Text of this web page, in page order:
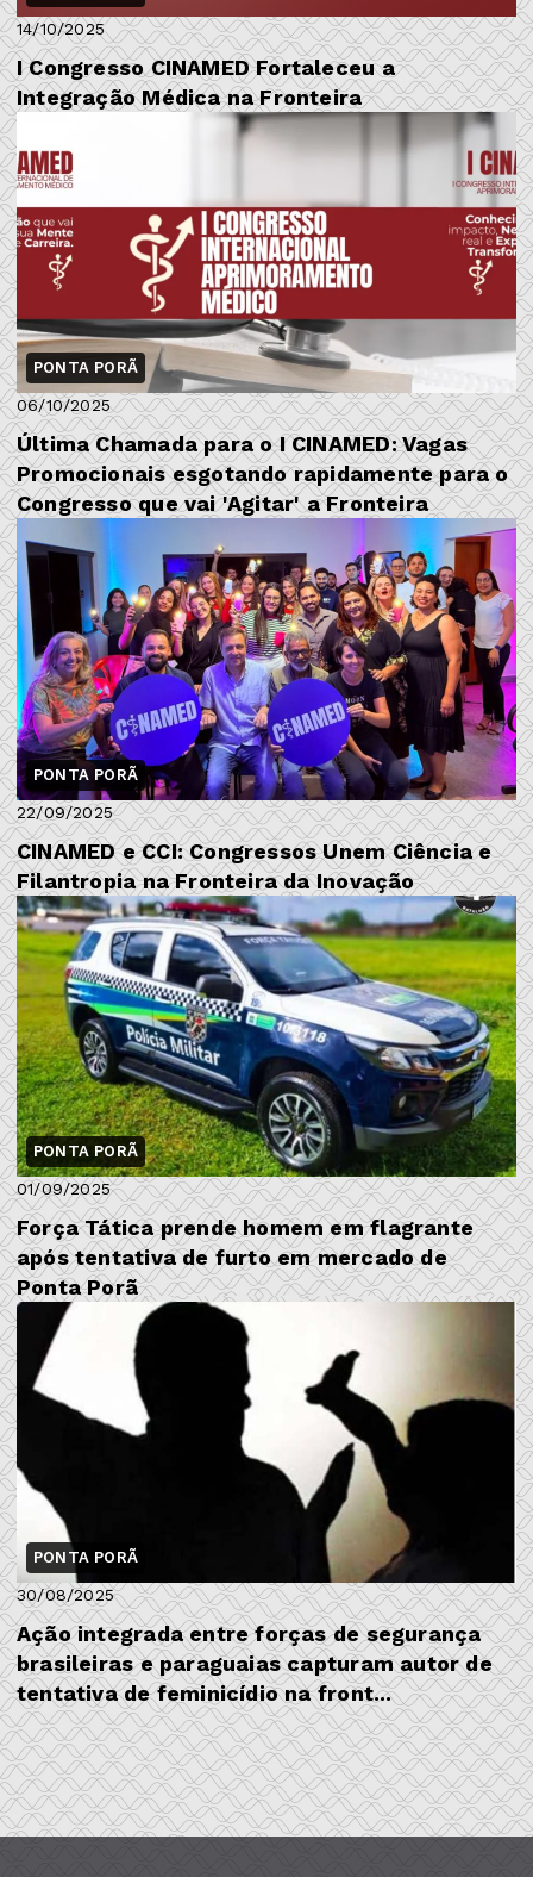
14/10/2025
I Congresso CINAMED Fortaleceu a
Integração Médica na Fronteira
PONTA PORÃ
06/10/2025
Última Chamada para o I CINAMED: Vagas
Promocionais esgotando rapidamente para o
Congresso que vai 'Agitar' a Fronteira
PONTA PORÃ
22/09/2025
CINAMED e CCI: Congressos Unem Ciência e
Filantropia na Fronteira da Inovação
PONTA PORÃ
01/09/2025
Força Tática prende homem em flagrante
após tentativa de furto em mercado de
Ponta Porã
PONTA PORÃ
30/08/2025
Ação integrada entre forças de segurança
brasileiras e paraguaias capturam autor de
tentativa de feminicídio na front...